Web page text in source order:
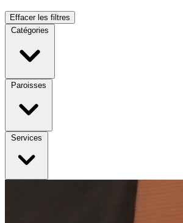
Effacer les filtres
Catégories
Paroisses
Services